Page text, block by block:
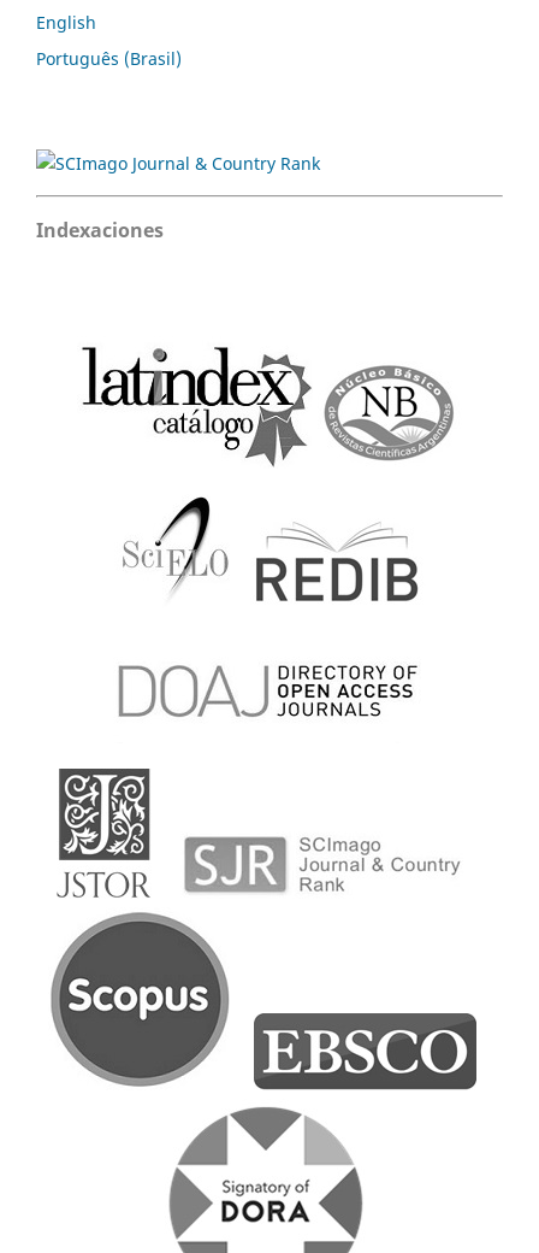
English
Português (Brasil)
Indexaciones